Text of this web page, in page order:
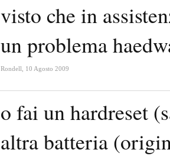
visto che in
un problema
Rondell 10 Agosto 2009
o fai un hardreset
altra batteria